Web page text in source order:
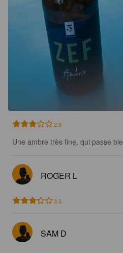
2.9
Une ambre très fine, qui passe
ROGER L
3.3
SAM D